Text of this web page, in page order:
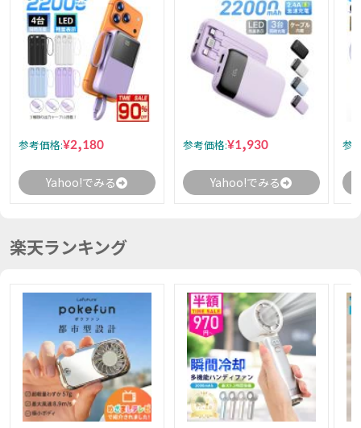
参考価格:¥2,180
Yahoo!でみる
参考価格:¥1,930
Yahoo!でみる
参
楽天ランキング